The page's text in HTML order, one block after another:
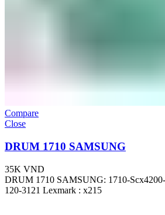
Compare
Close
DRUM 1710 SAMSUNG
35K VND
DRUM 1710 SAMSUNG: 1710-
120-3121 Lexmark : x215